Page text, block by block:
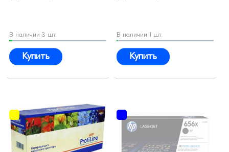
В наличии 3 шт.
Купить
В наличии 1 шт.
Купить